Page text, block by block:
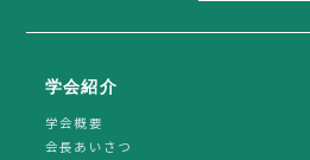
学会紹介
学会概要
会長あいさつ